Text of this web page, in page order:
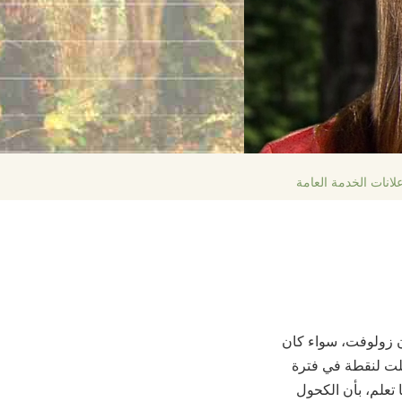
الخدمة العامة
زولوفت، سواء كان
لنقطة في فترة
بأن الكحول